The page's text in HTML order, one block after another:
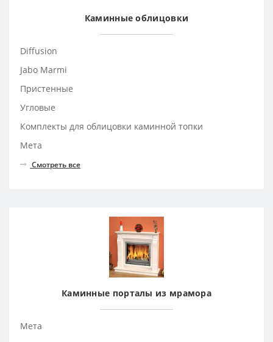
Каминные облицовки
Diffusion
Jabo Marmi
Пристенные
Угловые
Комплекты для облицовки каминной топки
Мета
Смотреть все
Каминные порталы из мрамора
Мета